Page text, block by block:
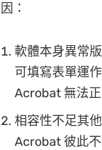
因：
軟體本身異常
可填寫表單運
Acrobat 無法正
相容性不足其
Acrobat 彼此